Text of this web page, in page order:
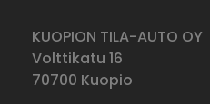
KUOPION TILA-AUTO OY
Volttikatu 16
70700 Kuopio